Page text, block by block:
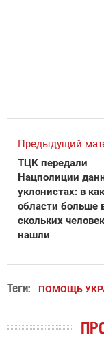
Предыдущий
ТЦК передали
Нацполиции
уклонистах: в
области больше
скольких
нашли
Теги: ПОМОЩЬ